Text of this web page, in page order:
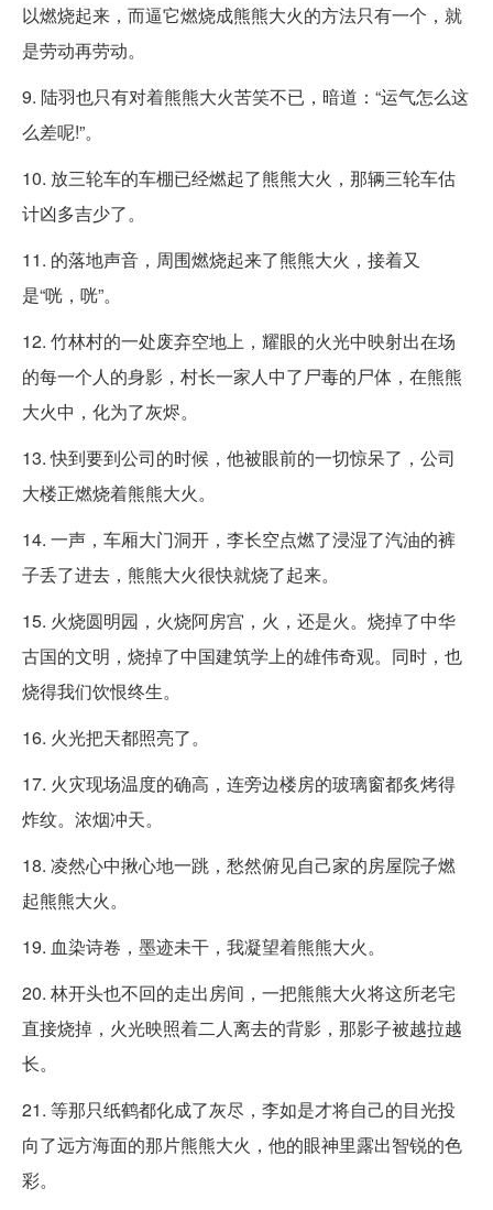
以燃烧起来，而逼它燃烧成熊熊大火的方法只有一个，就
是劳动再劳动。
9. 陆羽也只有对着熊熊大火苦笑不已，暗道：“运气怎么这
么差呢!”。
10. 放三轮车的车棚已经燃起了熊熊大火，那辆三轮车估
计凶多吉少了。
11. 的落地声音，周围燃烧起来了熊熊大火，接着又
是“咣，咣”。
12. 竹林村的一处废弃空地上，耀眼的火光中映射出在场
的每一个人的身影，村长一家人中了尸毒的尸体，在熊熊
大火中，化为了灰烬。
13. 快到要到公司的时候，他被眼前的一切惊呆了，公司
大楼正燃烧着熊熊大火。
14. 一声，车厢大门洞开，李长空点燃了浸湿了汽油的裤
子丢了进去，熊熊大火很快就烧了起来。
15. 火烧圆明园，火烧阿房宫，火，还是火。烧掉了中华
古国的文明，烧掉了中国建筑学上的雄伟奇观。同时，也
烧得我们饮恨终生。
16. 火光把天都照亮了。
17. 火灾现场温度的确高，连旁边楼房的玻璃窗都炙烤得
炸纹。浓烟冲天。
18. 凌然心中揪心地一跳，愁然俯见自己家的房屋院子燃
起熊熊大火。
19. 血染诗卷，墨迹未干，我凝望着熊熊大火。
20. 林开头也不回的走出房间，一把熊熊大火将这所老宅
直接烧掉，火光映照着二人离去的背影，那影子被越拉越
长。
21. 等那只纸鹤都化成了灰尽，李如是才将自己的目光投
向了远方海面的那片熊熊大火，他的眼神里露出智锐的色
彩。